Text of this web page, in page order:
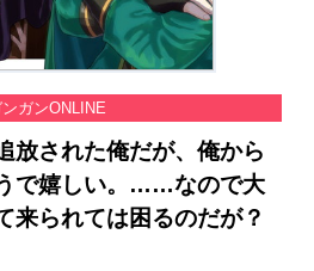
ンガンONLINE
放された俺だが、俺から
で嬉しい。……なので大
来られては困るのだが？